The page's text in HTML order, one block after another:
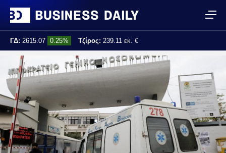
ΓΔ: 2615.07 0.25% Τζίρος: 239.11 εκ. €
Τελ. ενημέρωση: 17:25:01